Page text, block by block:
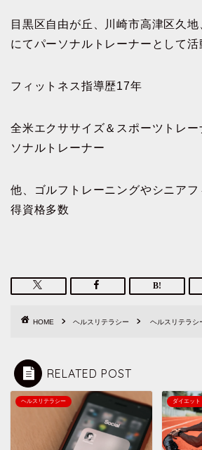
目黒区自由が丘、川崎市高津区久
にてパーソナルトレーナーとして活
フィットネス指導歴17年
全米エクササイズ＆スポーツトレ
ソナルトレーナー
他、ゴルフトレーニングやシニアフ
得資格多数
HOME ヘルスリテラシー ヘルスリテラシ
RELATED POST
ヘルスリテラシー ダイエット